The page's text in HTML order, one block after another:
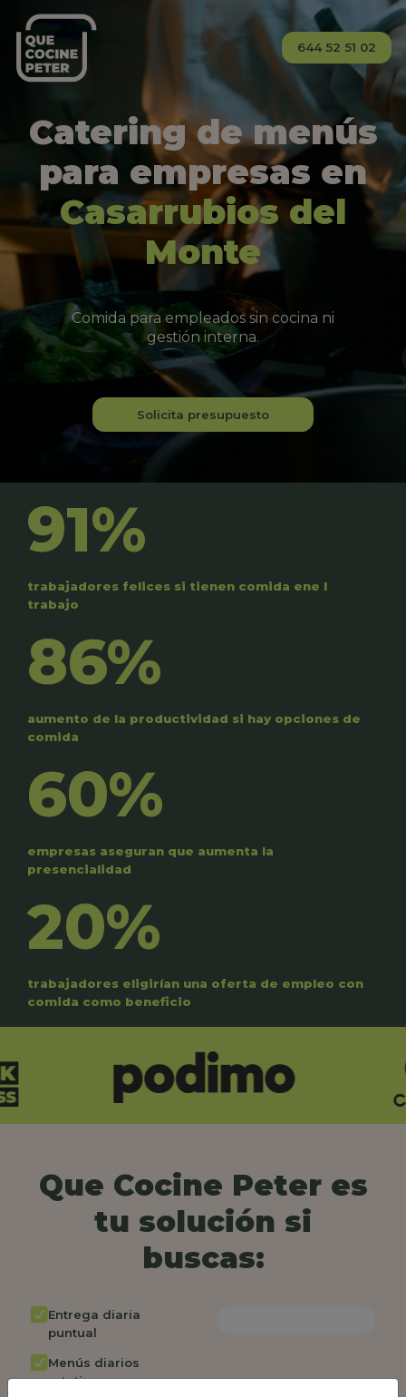
644 52 51 02
Catering de menús
para empresas en
Casarrubios del
Monte
Comida para empleados sin cocina ni
gestión interna.
Solicita presupuesto
91%
trabajadores felices si tienen comida ene l
trabajo
86%
aumento de la productividad si hay opciones de
comida
60%
empresas aseguran que aumenta la
presencialidad
20%
trabajadores eligirían una oferta de empleo con
comida como beneficio
Que Cocine Peter es
tu solución si
buscas:
Entrega diaria
puntual
Menús diarios
rotativos